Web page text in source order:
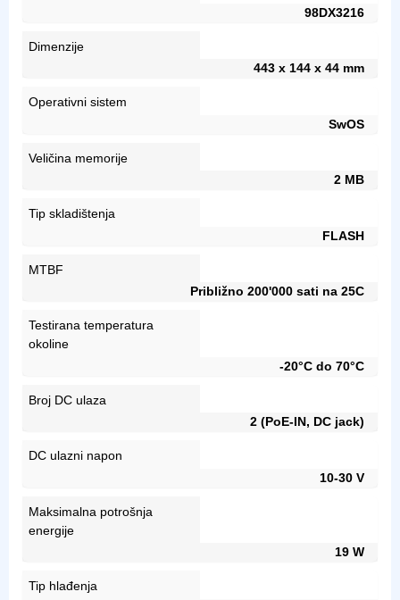
98DX3216
Dimenzije
443 x 144 x 44 mm
Operativni sistem
SwOS
Veličina memorije
2 MB
Tip skladištenja
FLASH
MTBF
Približno 200'000 sati na 25C
Testirana temperatura
okoline
-20°C do 70°C
Broj DC ulaza
2 (PoE-IN, DC jack)
DC ulazni napon
10-30 V
Maksimalna potrošnja
energije
19 W
Tip hlađenja